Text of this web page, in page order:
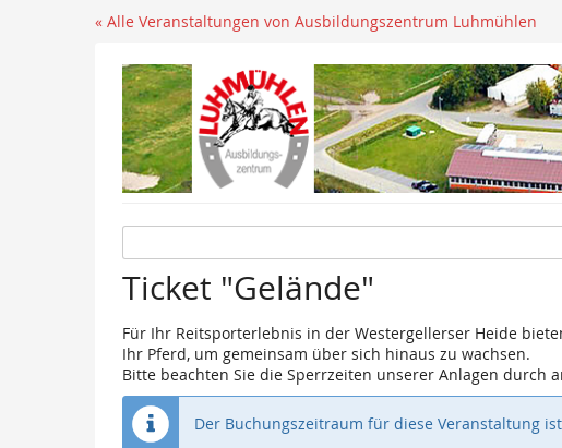
« Alle Veranstaltungen von Ausbildungszentrum Luhmühlen
Ticket "Gelände"
Für Ihr Reitsporterlebnis in der Westergellerser Heide
Ihr Pferd, um gemeinsam über sich hinaus zu wachsen.
Bitte beachten Sie die Sperrzeiten unserer Anlagen durch
Der Buchungszeitraum für diese Veranstaltung